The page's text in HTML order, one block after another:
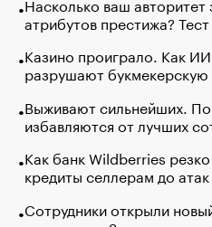
атрибутов престижа?
Казино проиграло. Как
разрушают
Выживают сильнейших.
избавляются от лучших
Как банк Wildberries
кредиты селлерам до
Сотрудники открыли